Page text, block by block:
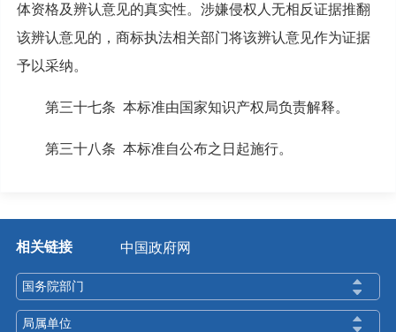
体资格及辨认意见的真实性。涉嫌侵权人无相反证据推翻
该辨认意见的，商标执法相关部门将该辨认意见作为证据
予以采纳。
第三十七条 本标准由国家知识产权局负责解释。
第三十八条 本标准自公布之日起施行。
相关链接 中国政府网
国务院部门
局属单位